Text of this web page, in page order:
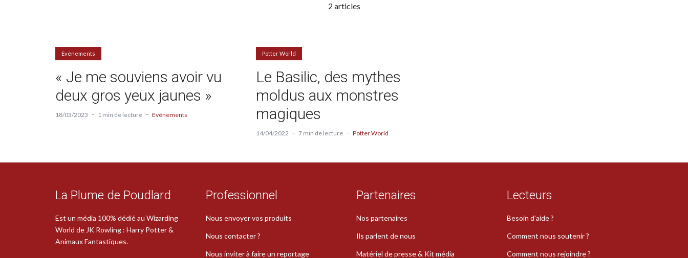
2 articles
Evénements
« Je me souviens avoir vu
deux gros yeux jaunes »
18/03/2023 1 min de lecture Evénements
Potter World
Le Basilic, des mythes
moldus aux monstres
magiques
14/04/2022 7 min de lecture Potter World
La Plume de Poudlard
Est un média 100% dédié au Wizarding
World de JK Rowling : Harry Potter &
Animaux Fantastiques.
Professionnel
Nous envoyer vos produits
Nous contacter ?
Nous inviter à faire un reportage
Partenaires
Nos partenaires
Ils parlent de nous
Matériel de presse & Kit média
Lecteurs
Besoin d’aide ?
Comment nous soutenir ?
Comment nous rejoindre ?